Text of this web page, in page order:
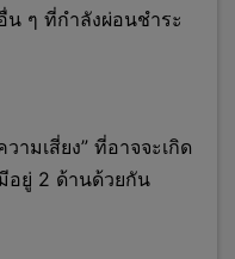
ๆ ที่กำลังผ่อนชำระ
ามเสี่ยง” ที่อาจจะเกิด
อยู่ 2 ด้านด้วยกัน